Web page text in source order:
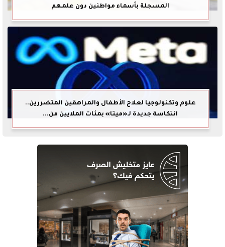
المسجلة بأسماء مواطنين دون علمهم
علوم وتكنولوجيا لعلاج الأطفال والمراهقين المتضررين..
انتكاسة جديدة لـ«ميتا» بمئات الملايين من...